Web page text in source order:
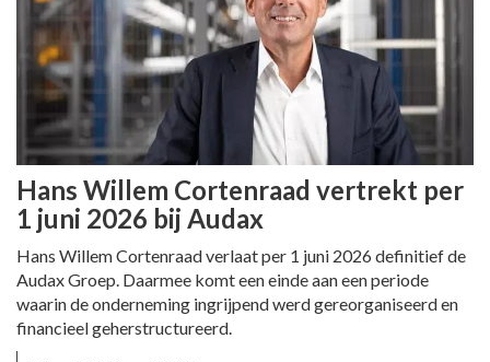
Hans Willem Cortenraad vertrekt per
1 juni 2026 bij Audax
Hans Willem Cortenraad verlaat per 1 juni 2026 definitief de
Audax Groep. Daarmee komt een einde aan een periode
waarin de onderneming ingrijpend werd gereorganiseerd en
financieel geherstructureerd.